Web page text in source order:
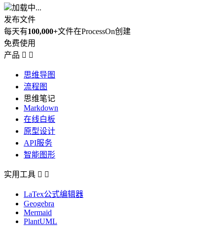
加载中...
发布文件
每天有100,000+文件在ProcessOn创建
免费使用
产品  
思维导图
流程图
思维笔记
Markdown
在线白板
原型设计
API服务
智能图形
实用工具  
LaTex公式编辑器
Geogebra
Mermaid
PlantUML